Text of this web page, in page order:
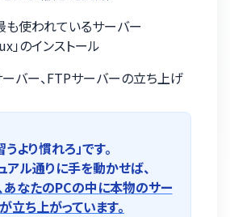
も使われているサーバー
」のインストール
バー、FTPサーバーの立ち上げ
うより慣れろ」です。
アル通りに手を動かせば、
あなたのPCの中に本物のサー
立ち上がっています。